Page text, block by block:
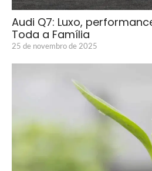
Audi Q7: Luxo,
Toda a Família
25 de novembro de 2025